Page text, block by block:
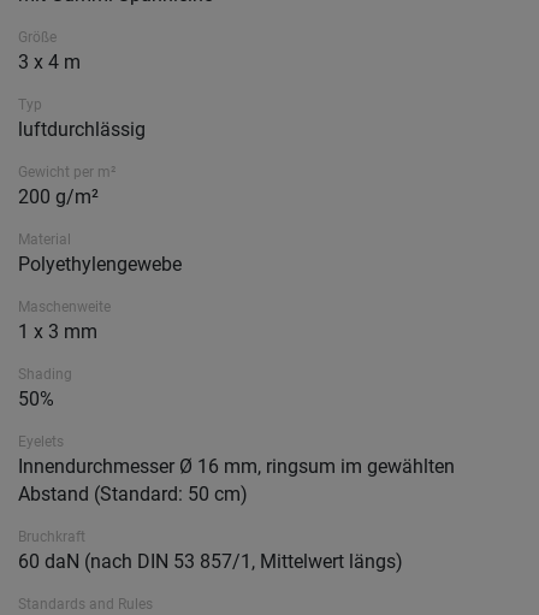
Größe
3 x 4 m
Typ
luftdurchlässig
Gewicht per m²
200 g/m²
Material
Polyethylengewebe
Maschenweite
1 x 3 mm
Shading
50%
Eyelets
Innendurchmesser Ø 16 mm, ringsum im gewählten
Abstand (Standard: 50 cm)
Bruchkraft
60 daN (nach DIN 53 857/1, Mittelwert längs)
Standards and Rules